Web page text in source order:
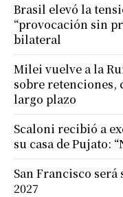
Brasil elevó la
“provocación sin
bilateral
Milei vuelve a la
sobre retenciones,
largo plazo
Scaloni recibió a
su casa de Pujato:
San Francisco será
2027